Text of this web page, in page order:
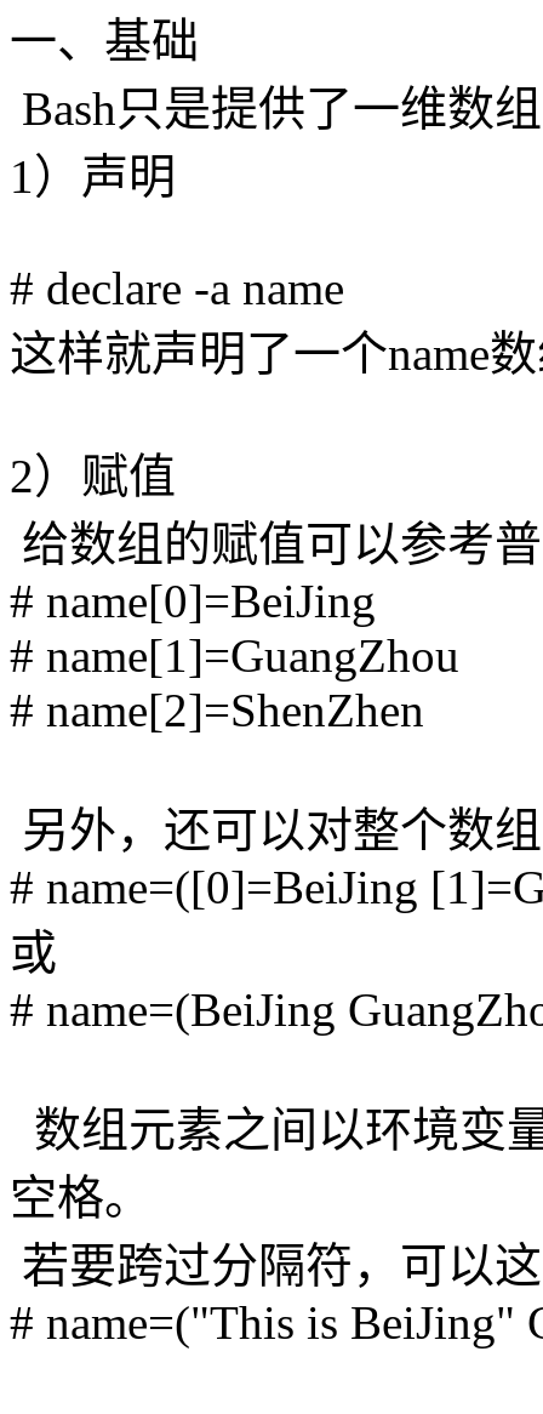
一、基础
Bash只是提供了一维数
1）声明
# declare -a name
这样就声明了一个name
2）赋值
给数组的赋值可以参考
# name[0]=BeiJing
# name[1]=GuangZhou
# name[2]=ShenZhen
另外，还可以对整个数
# name=([0]=BeiJing
或
# name=(BeiJing
数组元素之间以环境变
空格。
若要跨过分隔符，可以
# name=("This is BeiJing"